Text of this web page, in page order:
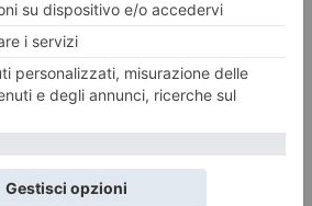
Alpi
2019 FOTO DEI LETTORI
Alpi e un pezzo di città, in questa